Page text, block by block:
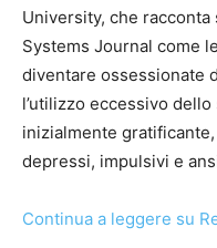
University, che racconta
Systems Journal come
diventare ossessionate
l’utilizzo eccessivo
inizialmente
depressi, impulsivi e
Continua a leggere su